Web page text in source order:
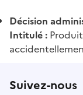
Décision
Intitulé :
Suivez-nous